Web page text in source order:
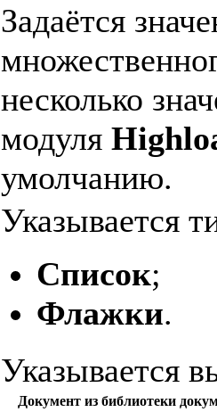
Задаётся
несколько
модуля
умолчанию.
Указывается
Список;
Флажки.
Указывается
Документ из библиотеки